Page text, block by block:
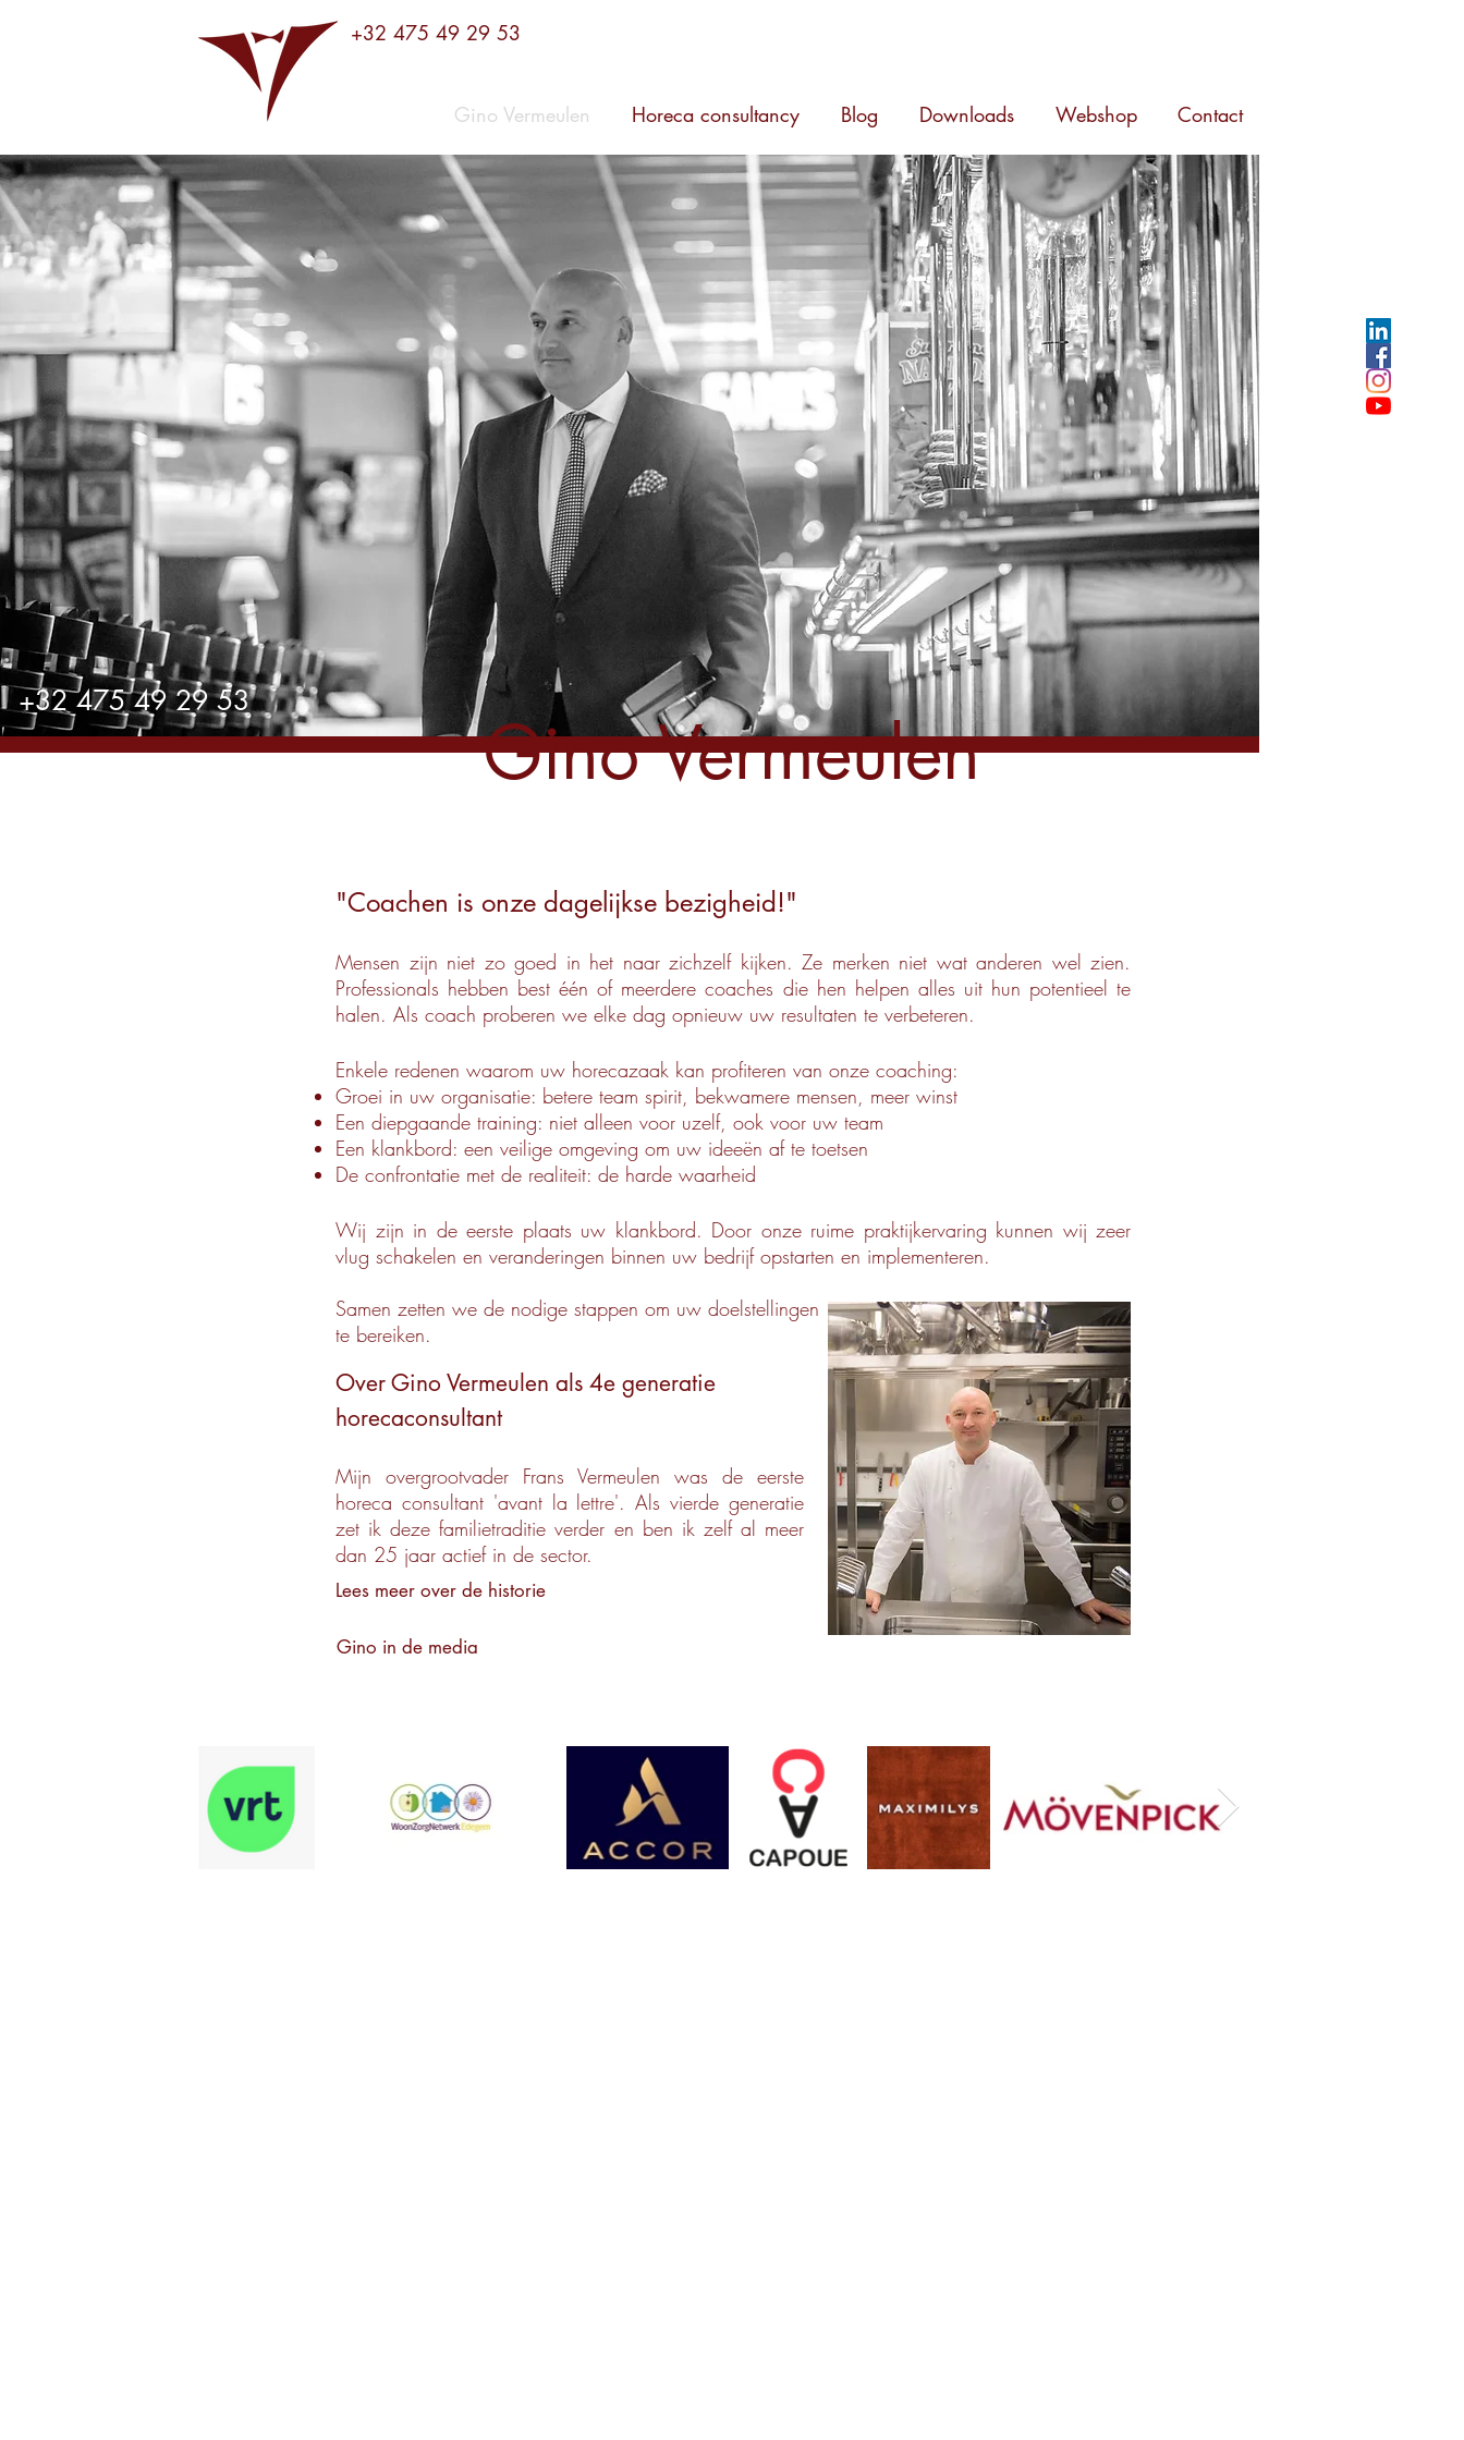
+32 475 49 29 53
Gino Vermeulen Horeca consultancy Blog Downloads Webshop Contact
+32 475 49 29 53
Gino Vermeulen
"Coachen is onze dagelijkse bezigheid!"
Mensen zijn niet zo goed in het naar zichzelf kijken. Ze merken niet wat anderen wel zien.
Professionals hebben best één of meerdere coaches die hen helpen alles uit hun potentieel te
halen. Als coach proberen we elke dag opnieuw uw resultaten te verbeteren.
Enkele redenen waarom uw horecazaak kan profiteren van onze coaching:
Groei in uw organisatie: betere team spirit, bekwamere mensen, meer winst
Een diepgaande training: niet alleen voor uzelf, ook voor uw team
Een klankbord: een veilige omgeving om uw ideeën af te toetsen
De confrontatie met de realiteit: de harde waarheid
Wij zijn in de eerste plaats uw klankbord. Door onze ruime praktijkervaring kunnen wij zeer
vlug schakelen en veranderingen binnen uw bedrijf opstarten en implementeren.
Samen zetten we de nodige stappen om uw doelstellingen
te bereiken.
Over Gino Vermeulen als 4e generatie
horecaconsultant
Mijn overgrootvader Frans Vermeulen was de eerste
horeca consultant 'avant la lettre'. Als vierde generatie
zet ik deze familietraditie verder en ben ik zelf al meer
dan 25 jaar actief in de sector.
Lees meer over de historie
Gino in de media